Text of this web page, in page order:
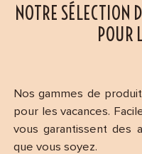
NOTRE SÉLECTION
POUR
Nos gammes de
pour les vacances.
vous garantissent des
que vous soyez.